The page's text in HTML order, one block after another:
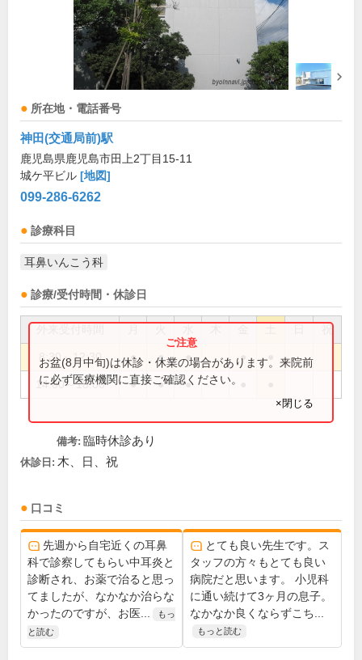
所在地・電話番号
神田(交通局前)駅
鹿児島県鹿児島市田上2丁目15-11
城ケ平ビル [地図]
099-286-6262
診療科目
耳鼻いんこう科
診療/受付時間・休診日
祝
8:30～12:30 ● ● ● ●
14:00～18:00 ● ● ●
お盆(8月中旬)は休診・休業の場合があります。来院前
に必ず医療機関に直接ご確認ください。
×閉じる
備考: 臨時休診あり
休診日: 木、日、祝
口コミ
先週から自宅近くの耳鼻
科で診察してもらい中耳炎と
診断され、お薬で治ると思っ
てましたが、なかなか治らな
かったのですが、お医...
もっ
と読む
とても良い先生です。ス
タッフの方々もとても良い
病院だと思います。 小児科
に通い続けて3ヶ月の息子。
なかなか良くならずこち...
もっと読む